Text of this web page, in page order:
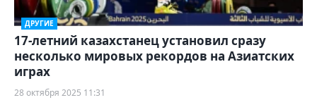
ДРУГИЕ
17-летний казахстанец установил сразу
несколько мировых рекордов на Азиатских
играх
28 октября 2025 11:31